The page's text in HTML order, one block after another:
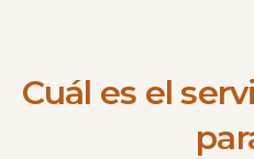
Cuál es el